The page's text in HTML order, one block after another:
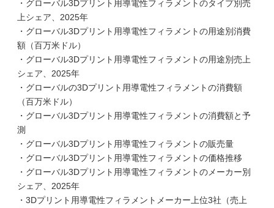
・グローバル3Dプリント用導電性フィラメントのタイプ別売
上シェア、2025年
・グローバル3Dプリント用導電性フィラメントの用途別消費
額（百万米ドル）
・グローバル3Dプリント用導電性フィラメントの用途別売上
シェア、2025年
・グローバルの3Dプリント用導電性フィラメントの消費額
（百万米ドル）
・グローバル3Dプリント用導電性フィラメントの消費額と予
測
・グローバル3Dプリント用導電性フィラメントの販売量
・グローバル3Dプリント用導電性フィラメントの価格推移
・グローバル3Dプリント用導電性フィラメントのメーカー別
シェア、2025年
・3Dプリント用導電性フィラメントメーカー上位3社（売上